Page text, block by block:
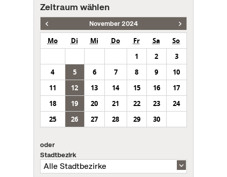
Zeitraum wählen
November 2024
Mo Di Mi Do Fr Sa
So
1
2
3
4
5 6 7 8 9
10
11
12 13 14 15 16
17
18
19 20 21 22 23
24
25
26 27 28 29 30
oder
Stadtbezirk